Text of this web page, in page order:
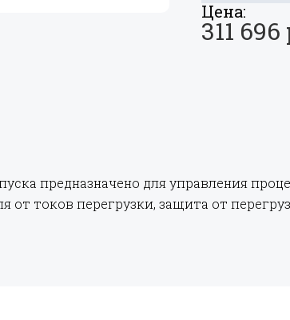
Цена:
311 696
предназначено для управления
от токов перегрузки, защита от